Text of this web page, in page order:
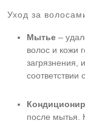
Уход за
Мытье –
волос и кожи
загрязнения,
соответствии
после мытья.